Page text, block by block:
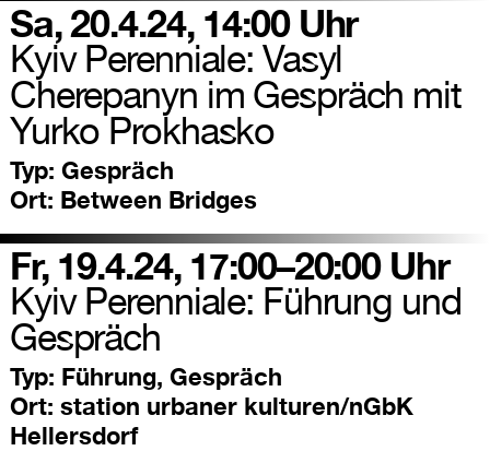
Sa, 20.4.24, 14:00 Uhr
Kyiv Perenniale: Vasyl
Cherepanyn im Gespräch mit
Yurko Prokhasko
Typ: Gespräch
Ort: Between Bridges
Fr, 19.4.24, 17:00–20:00 Uhr
Kyiv Perenniale: Führung und
Gespräch
Typ: Führung, Gespräch
Ort: station urbaner kulturen/nGbK
Hellersdorf